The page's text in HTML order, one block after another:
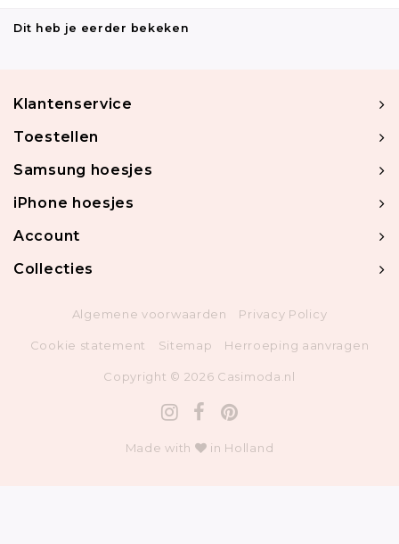
Dit heb je eerder bekeken
Klantenservice
Toestellen
Samsung hoesjes
iPhone hoesjes
Account
Collecties
Algemene voorwaarden Privacy Policy
Cookie statement Sitemap Herroeping aanvragen
Copyright © 2026 Casimoda.nl
Made with in Holland